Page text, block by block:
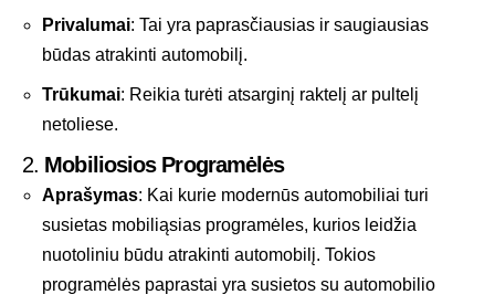
Privalumai: Tai yra paprasčiausias ir saugiausias
būdas atrakinti automobilį.
Trūkumai: Reikia turėti atsarginį raktelį ar pultelį
netoliese.
2. Mobiliosios Programėlės
Aprašymas: Kai kurie modernūs automobiliai turi
susietas mobiliąsias programėles, kurios leidžia
nuotoliniu būdu atrakinti automobilį. Tokios
programėlės paprastai yra susietos su automobilio